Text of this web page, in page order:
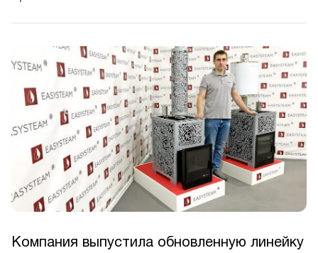
Компания выпустила обновленную линейку